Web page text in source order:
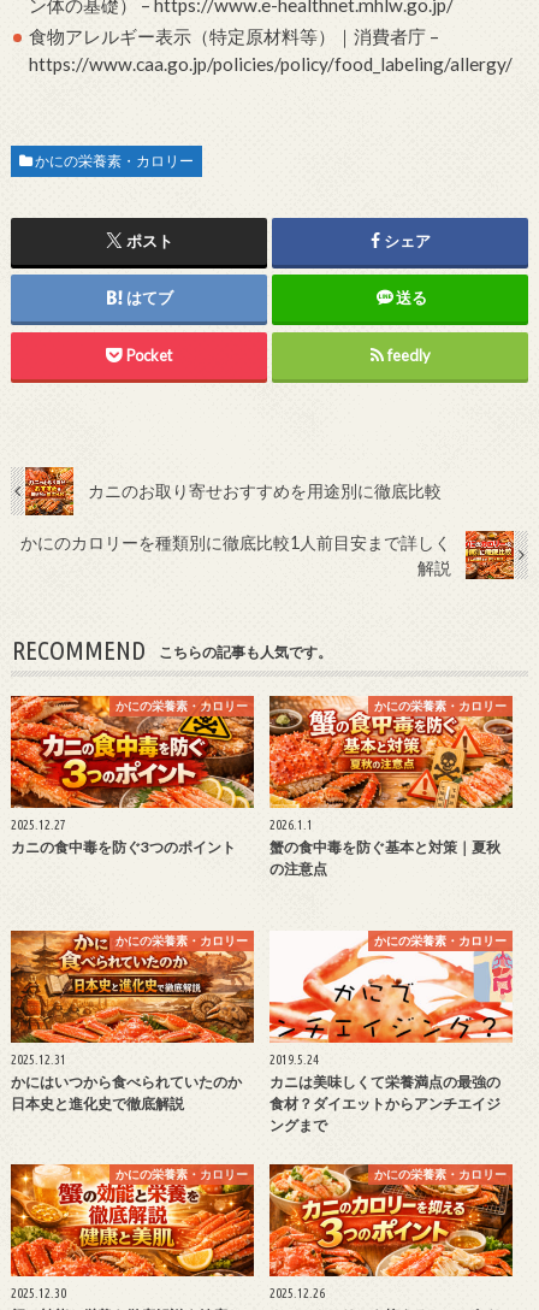
ン体の基礎） – https://www.e-healthnet.mhlw.go.jp/
食物アレルギー表示（特定原材料等）｜消費者庁 –
https://www.caa.go.jp/policies/policy/food_labeling/allergy/
かにの栄養素・カロリー
ポスト シェア
はてブ 送る
Pocket feedly
カニのお取り寄せおすすめを用途別に徹底比較
かにのカロリーを種類別に徹底比較1人前目安まで詳しく
解説
RECOMMEND こちらの記事も人気です。
かにの栄養素・カロリー
2025.12.27
カニの食中毒を防ぐ3つのポイント
かにの栄養素・カロリー
2026.1.1
蟹の食中毒を防ぐ基本と対策｜夏秋
の注意点
かにの栄養素・カロリー
2025.12.31
かにはいつから食べられていたのか
日本史と進化史で徹底解説
かにの栄養素・カロリー
2019.5.24
カニは美味しくて栄養満点の最強の
食材？ダイエットからアンチエイジ
ングまで
かにの栄養素・カロリー
2025.12.30
かにの栄養素・カロリー
2025.12.26